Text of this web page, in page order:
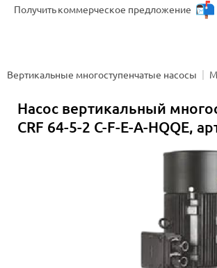
Получитькоммерческое предложение
Вертикальные многоступенчатые насосы
Насос вертикальный
CRF 64-5-2 C-F-E-A-HQQE,